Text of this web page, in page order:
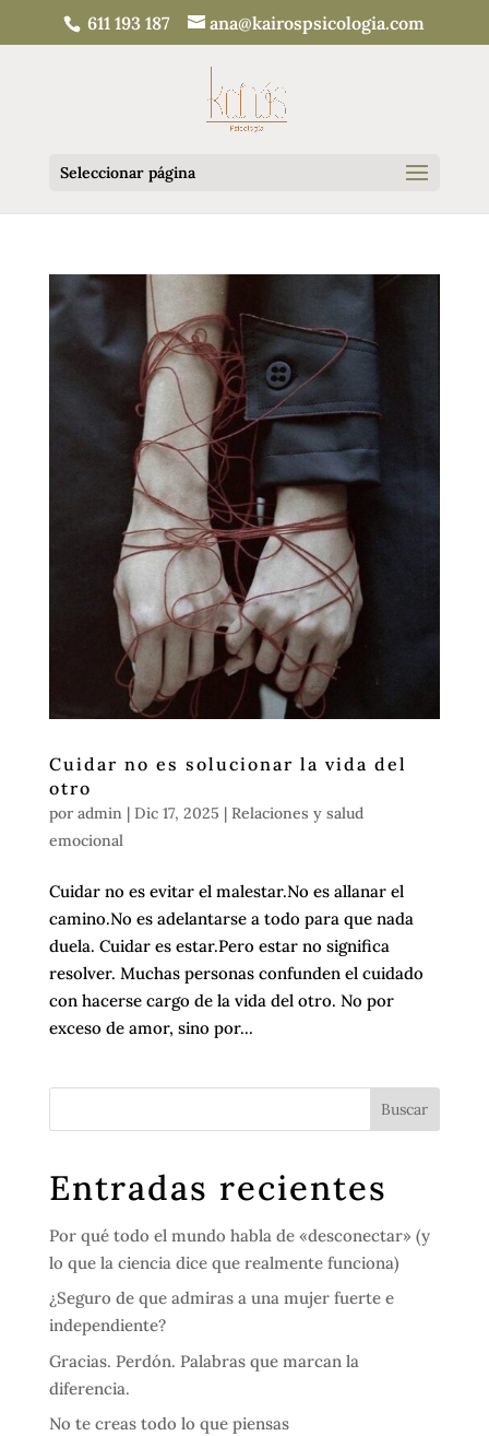
611 193 187 ana@kairospsicologia.com
Seleccionar página
Cuidar no es solucionar la vida del
otro
por admin| Dic 17, 2025 | Relaciones y salud
emocional
Cuidar no es evitar el malestar.No es allanar el
camino.No es adelantarse a todo para que nada
duela. Cuidar es estar.Pero estar no significa
resolver. Muchas personas confunden el cuidado
con hacerse cargo de la vida del otro. No por
exceso de amor, sino por...
Entradas recientes
Por qué todo el mundo habla de «desconectar» (y
lo que la ciencia dice que realmente funciona)
¿Seguro de que admiras a una mujer fuerte e
independiente?
Gracias. Perdón. Palabras que marcan la
diferencia.
No te creas todo lo que piensas